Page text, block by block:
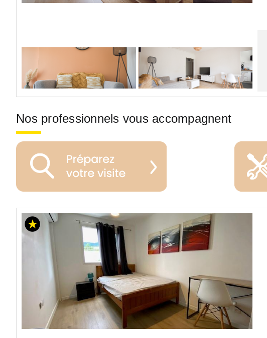
Nos professionnels vous accompagnent